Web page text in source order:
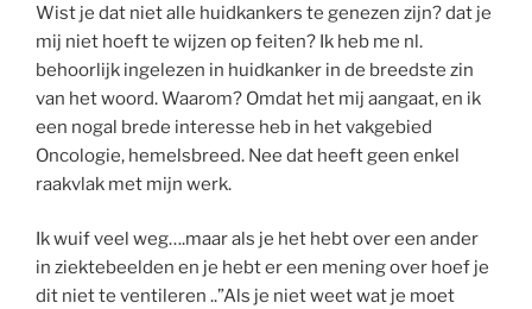
Wist je dat niet alle huidkankers te genezen zijn? dat je
mij niet hoeft te wijzen op feiten? Ik heb me nl.
behoorlijk ingelezen in huidkanker in de breedste zin
van het woord. Waarom? Omdat het mij aangaat, en ik
een nogal brede interesse heb in het vakgebied
Oncologie, hemelsbreed. Nee dat heeft geen enkel
raakvlak met mijn werk.
Ik wuif veel weg….maar als je het hebt over een ander
in ziektebeelden en je hebt er een mening over hoef je
dit niet te ventileren ..”Als je niet weet wat je moet